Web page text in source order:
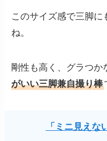
このサイズ感で三脚
ね。
剛性も高く、グラつか
がいい三脚兼自撮り棒
「ミニ見えな